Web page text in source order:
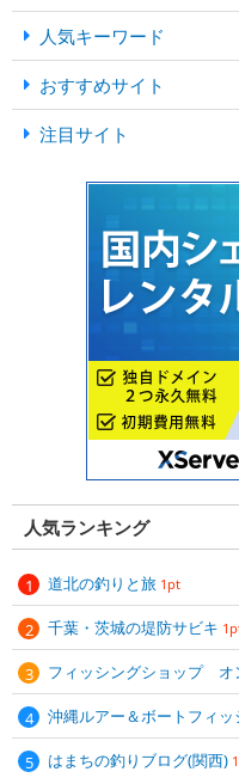
人気キーワード
おすすめサイト
注目サイト
人気ランキング
道北の釣りと旅 1pt
千葉・茨城の堤防サビキ
フィッシングショップ オ
沖縄ルアー＆ボートフィッ
はまちの釣りブログ(関西)